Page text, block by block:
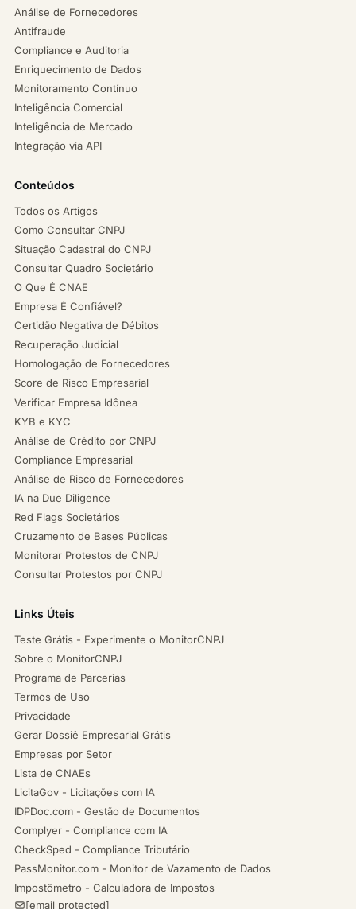
Análise de Fornecedores
Antifraude
Compliance e Auditoria
Enriquecimento de Dados
Monitoramento Contínuo
Inteligência Comercial
Inteligência de Mercado
Integração via API
Conteúdos
Todos os Artigos
Como Consultar CNPJ
Situação Cadastral do CNPJ
Consultar Quadro Societário
O Que É CNAE
Empresa É Confiável?
Certidão Negativa de Débitos
Recuperação Judicial
Homologação de Fornecedores
Score de Risco Empresarial
Verificar Empresa Idônea
KYB e KYC
Análise de Crédito por CNPJ
Compliance Empresarial
Análise de Risco de Fornecedores
IA na Due Diligence
Red Flags Societários
Cruzamento de Bases Públicas
Monitorar Protestos de CNPJ
Consultar Protestos por CNPJ
Links Úteis
Teste Grátis - Experimente o MonitorCNPJ
Sobre o MonitorCNPJ
Programa de Parcerias
Termos de Uso
Privacidade
Gerar Dossiê Empresarial Grátis
Empresas por Setor
Lista de CNAEs
LicitaGov - Licitações com IA
IDPDoc.com - Gestão de Documentos
Complyer - Compliance com IA
CheckSped - Compliance Tributário
PassMonitor.com - Monitor de Vazamento de Dados
Impostômetro - Calculadora de Impostos
[email protected]